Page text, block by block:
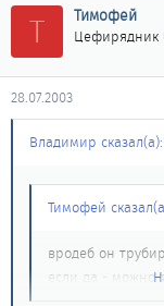
Насчет поставить
переделкой
одинаковые.
Т Тимофей
Цефирядник
28.07.2003
Владимир сказал(а):
Тимофей
вродеб он
если да - можно